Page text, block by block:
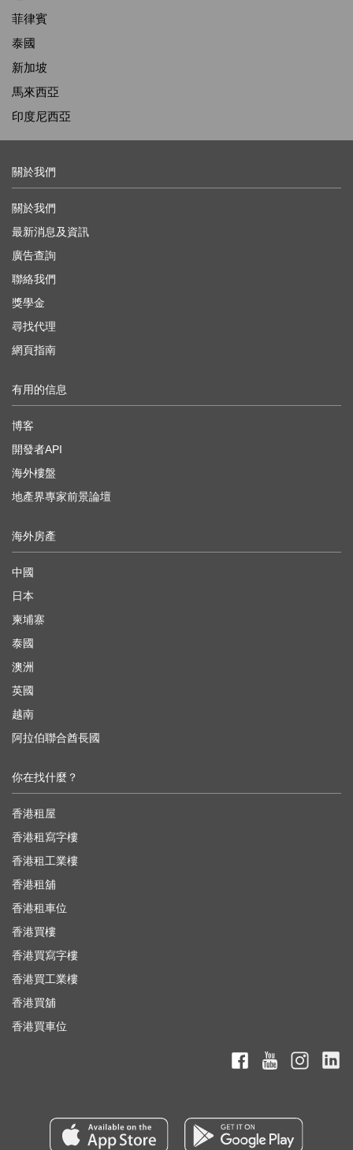
菲律賓
泰國
新加坡
馬來西亞
印度尼西亞
關於我們
關於我們
最新消息及資訊
廣告查詢
聯絡我們
獎學金
尋找代理
網頁指南
有用的信息
博客
開發者API
海外樓盤
地產界專家前景論壇
海外房產
中國
日本
柬埔寨
泰國
澳洲
英國
越南
阿拉伯聯合酋長國
你在找什麼？
香港租屋
香港租寫字樓
香港租工業樓
香港租舖
香港租車位
香港買樓
香港買寫字樓
香港買工業樓
香港買舖
香港買車位